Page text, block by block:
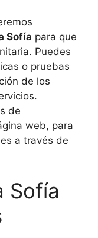
Sofía para que
Puedes
o pruebas
de los
de
web, para
a través de
Sofía